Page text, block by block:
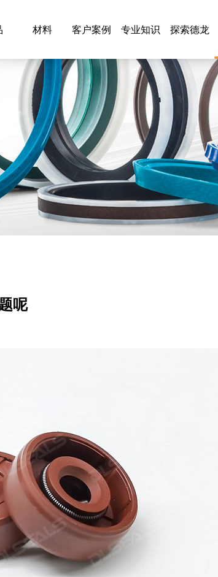
材料 客户案例 专业知识 探索德龙
呢